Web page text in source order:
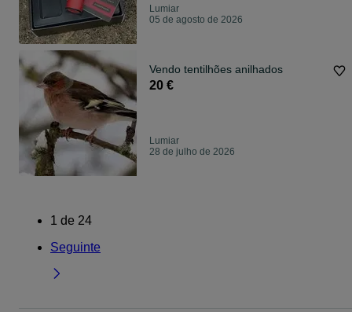
Lumiar
05 de agosto de 2026
Vendo tentilhões anilhados
20 €
Lumiar
28 de julho de 2026
1 de 24
Seguinte